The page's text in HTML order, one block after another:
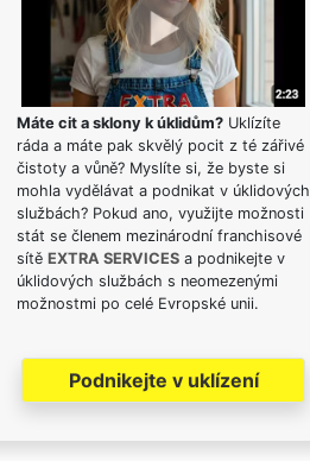
Máte cit a sklony k úklidům?Uklízíte
ráda a máte pak skvělý pocit z té zářivé
čistoty a vůně? Myslíte si, že byste si
mohla vydělávat a podnikat v úklidových
službách? Pokud ano, využijte možnosti
stát se členem mezinárodní franchisové
sítě EXTRA SERVICESa podnikejte v
úklidových službách s neomezenými
možnostmi po celé Evropské unii.
Podnikejte v uklízení